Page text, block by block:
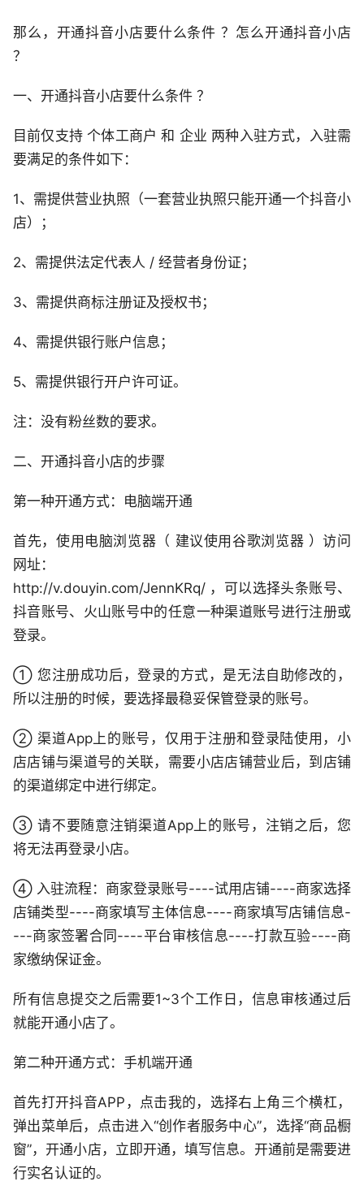
那么，开通抖音小店要什么条件 ？怎么开通抖音小店
？
一、开通抖音小店要什么条件 ？
目前仅支持 个体工商户 和 企业 两种入驻方式，入驻需
要满足的条件如下：
1、需提供营业执照（一套营业执照只能开通一个抖音小
店）；
2、需提供法定代表人 / 经营者身份证；
3、需提供商标注册证及授权书；
4、需提供银行账户信息；
5、需提供银行开户许可证。
注：没有粉丝数的要求。
二、开通抖音小店的步骤
第一种开通方式：电脑端开通
首先，使用电脑浏览器（ 建议使用谷歌浏览器 ）访问
网址：
http://v.douyin.com/JennKRq/ ，可以选择头条账号、
抖音账号、火山账号中的任意一种渠道账号进行注册或
登录。
① 您注册成功后，登录的方式，是无法自助修改的，
所以注册的时候，要选择最稳妥保管登录的账号。
② 渠道App上的账号，仅用于注册和登录陆使用，小
店店铺与渠道号的关联，需要小店店铺营业后，到店铺
的渠道绑定中进行绑定。
③ 请不要随意注销渠道App上的账号，注销之后，您
将无法再登录小店。
④ 入驻流程：商家登录账号----试用店铺----商家选择
店铺类型----商家填写主体信息----商家填写店铺信息-
---商家签署合同----平台审核信息----打款互验----商
家缴纳保证金。
所有信息提交之后需要1~3个工作日，信息审核通过后
就能开通小店了。
第二种开通方式：手机端开通
首先打开抖音APP，点击我的，选择右上角三个横杠，
弹出菜单后，点击进入“创作者服务中心”，选择“商品橱
窗”，开通小店，立即开通，填写信息。开通前是需要进
行实名认证的。